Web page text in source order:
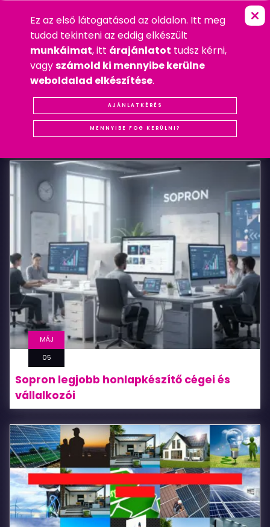
ABOART »
WEBDESIGN
2010. DECEMBER 20. HÉTFŐ
WEBDESIGN
#REFERENCIA
#SOPRON #WEBDESIGN RÉGISÉGEK
KAPCSOLÓDÓBEJEGYZÉSEK
MÁJ
05
Sopron legjobb honlapkészítő cégei és
vállalkozói
Ez az első látogatásod az oldalon. Itt meg
tudod tekinteni az eddig elkészült
munkáimat, itt árajánlatot tudsz kérni,
vagyszámold ki mennyibe kerülne
weboldalad elkészítése.
AJÁNLATKÉRÉS
MENNYIBE FOG KERÜLNI?